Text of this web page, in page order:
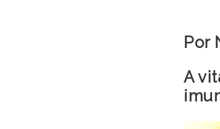
Por
A